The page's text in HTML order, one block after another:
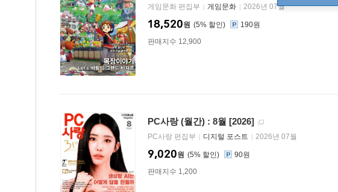
게임문화 편집부 게임문화 2026년 07월
5%
18,520원
190원
판매지수 12,900
PC사랑 (월간) : 8월 [2026]
PC사랑 편집부 디지털 포스트 2026년 07월
5%
9,020원
90원
판매지수 1,200